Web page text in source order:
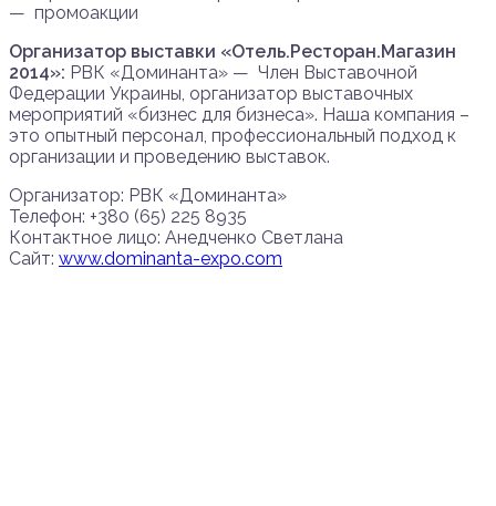
— промоакции
Организатор выставки «Отель.Ресторан.Магазин
2014»: РВК «Доминанта» — Член Выставочной
Федерации Украины, организатор выставочных
мероприятий «бизнес для бизнеса». Наша компания –
это опытный персонал, профессиональный подход к
организации и проведению выставок.
Организатор: РВК «Доминанта»
Телефон: +380 (65) 225 8935
Контактное лицо: Анедченко Светлана
Сайт: www.dominanta-expo.com